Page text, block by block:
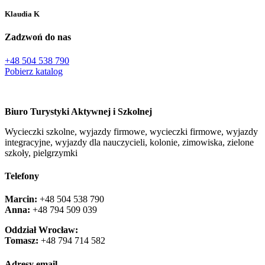
Klaudia K
Zadzwoń do nas
+48 504 538 790
Pobierz katalog
Biuro Turystyki Aktywnej i Szkolnej
Wycieczki szkolne, wyjazdy firmowe, wycieczki firmowe, wyjazdy
integracyjne, wyjazdy dla nauczycieli, kolonie, zimowiska, zielone
szkoły, pielgrzymki
Telefony
Marcin: +48 504 538 790
Anna: +48 ‭794 509 039‬
Oddział Wrocław:
Tomasz: +48 794 714 582